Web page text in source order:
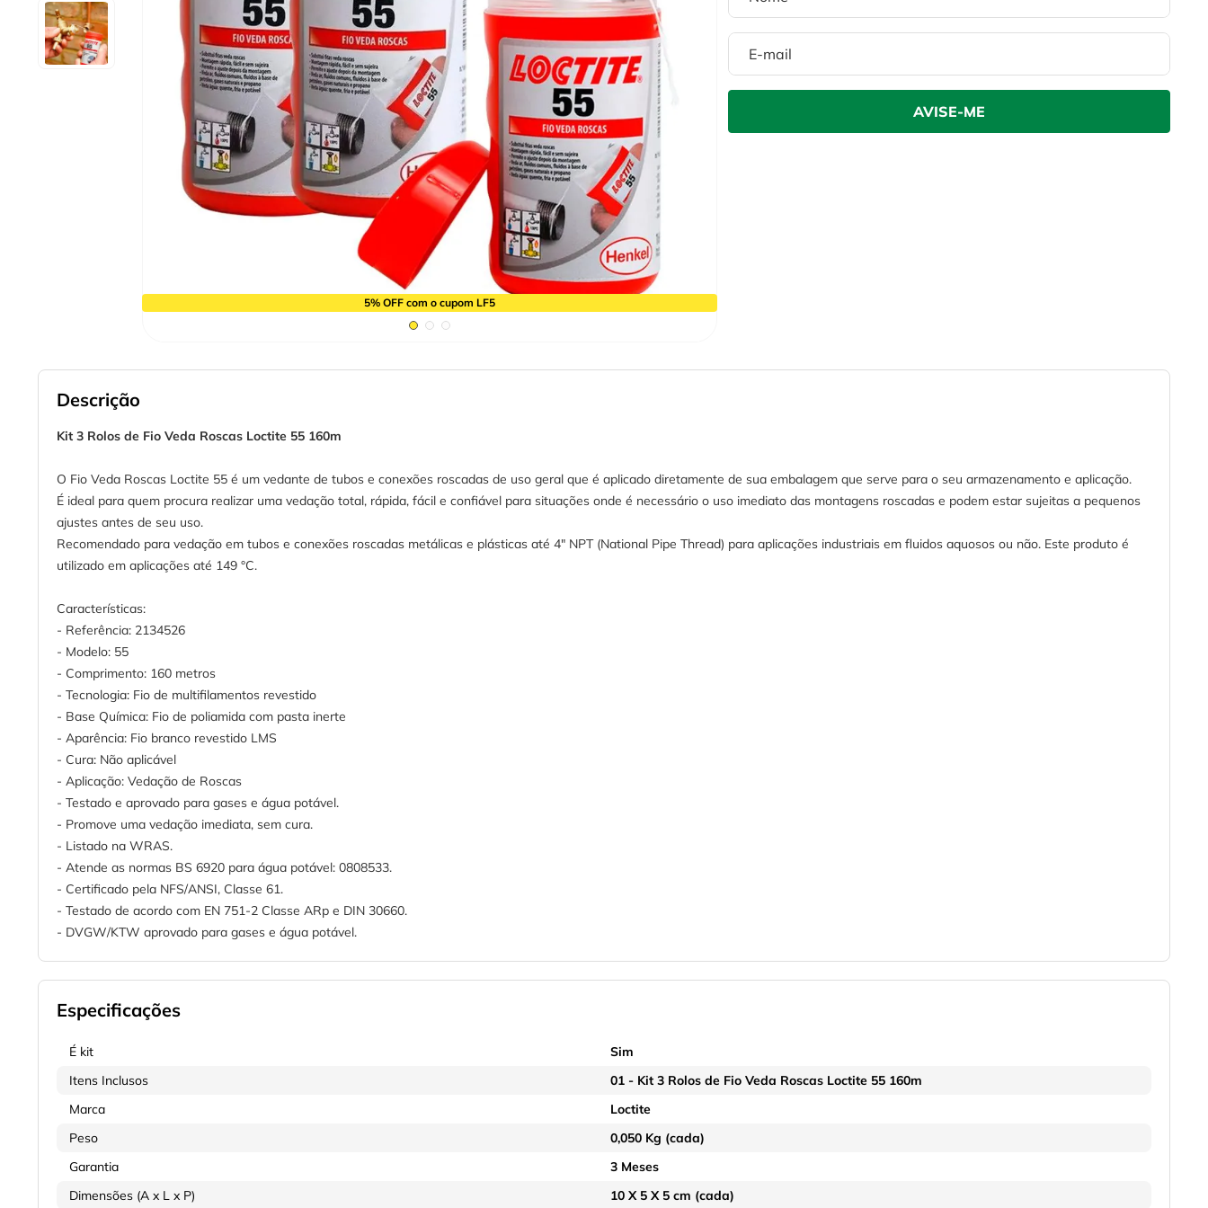
5% OFF com o cupom LF5
Descrição
Kit 3 Rolos de Fio Veda Roscas Loctite 55 160m
O Fio Veda Roscas Loctite 55 é um vedante de tubos e conexões roscadas de uso geral que é aplicado diretamente de sua embalagem que serve para o seu armazenamento e aplicação.
É ideal para quem procura realizar uma vedação total, rápida, fácil e confiável para situações onde é necessário o uso imediato das montagens roscadas e podem estar sujeitas a pequenos
ajustes antes de seu uso.
Recomendado para vedação em tubos e conexões roscadas metálicas e plásticas até 4" NPT (National Pipe Thread) para aplicações industriais em fluidos aquosos ou não. Este produto é
utilizado em aplicações até 149 °C.
Características:
- Referência: 2134526
- Modelo: 55
- Comprimento: 160 metros
- Tecnologia: Fio de multifilamentos revestido
- Base Química: Fio de poliamida com pasta inerte
- Aparência: Fio branco revestido LMS
- Cura: Não aplicável
- Aplicação: Vedação de Roscas
- Testado e aprovado para gases e água potável.
- Promove uma vedação imediata, sem cura.
- Listado na WRAS.
- Atende as normas BS 6920 para água potável: 0808533.
- Certificado pela NFS/ANSI, Classe 61.
- Testado de acordo com EN 751-2 Classe ARp e DIN 30660.
- DVGW/KTW aprovado para gases e água potável.
Especificações
É kit
Sim
Itens Inclusos
01 - Kit 3 Rolos de Fio Veda Roscas Loctite 55 160m
Marca
Loctite
Peso
0,050 Kg (cada)
Garantia
3 Meses
Dimensões (A x L x P)
10 X 5 X 5 cm (cada)
disco corte